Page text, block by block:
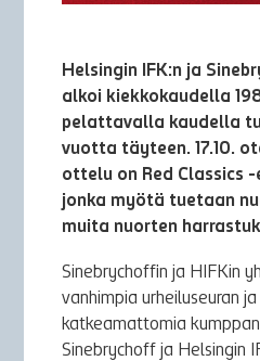
Helsingin IFK:n ja
alkoi kiekkokaudella
pelattavalla kaudella
vuotta täyteen. 17.10.
ottelu on Red Classics
jonka myötä tuetaan
muita nuorten
Sinebrychoffin ja HIFKin
vanhimpia urheiluseuran
katkeamattomia
Sinebrychoff ja Helsingin